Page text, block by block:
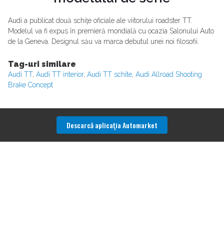
Audi a publicat două schiţe oficiale ale viitorului roadster TT.
Modelul va fi expus în premieră mondială cu ocazia Salonului Auto
de la Geneva. Designul său va marca debutul unei noi filosofii.
Tag-uri similare
Audi TT, Audi TT interior, Audi TT schite, Audi Allroad Shooting
Brake Concept
Descarcă aplicaţia Automarket